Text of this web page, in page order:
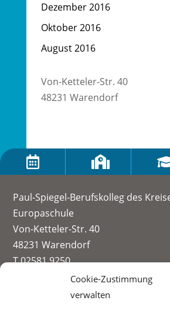
Cookie-Zustimmung
verwalten
Dezember 2016
Oktober 2016
August 2016
Von-Ketteler-Str. 40
48231 Warendorf
 
Paul-Spiegel-Berufskolleg des
Europaschule
Von-Ketteler-Str. 40
48231 Warendorf
T 02581 9250
info@paul-spiegel-berufskolleg.eu